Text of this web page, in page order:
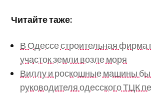
Читайте таже:
В Одессе строительная фирма
участок земли возле моря
Виллу и роскошные машины
руководителя одесского ТЦК